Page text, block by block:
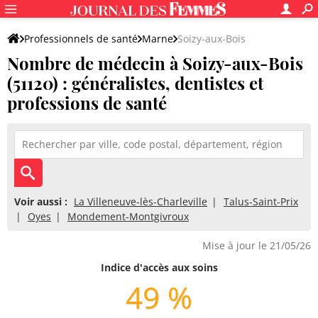
Professionnels de santé Marne Soizy-aux-Bois
Nombre de médecin à Soizy-aux-Bois
(51120) : généralistes, dentistes et
professions de santé
Voir aussi : La Villeneuve-lès-Charleville
Talus-Saint-Prix
Oyes
Mondement-Montgivroux
Mise à jour le 21/05/26
Indice d'accès aux soins
49 %